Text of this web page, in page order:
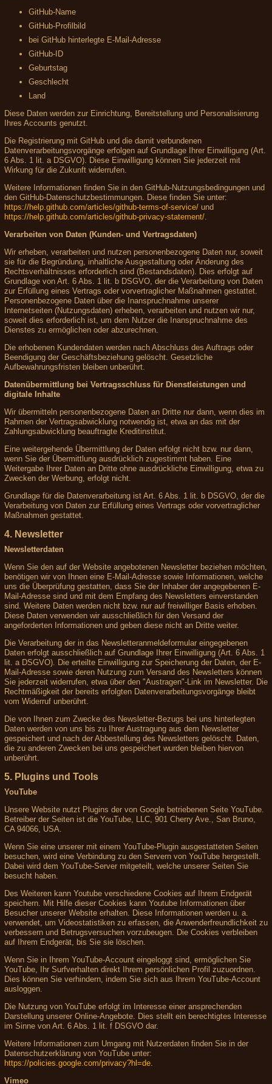
GitHub-Name
GitHub-Profilbild
bei GitHub hinterlegte E-Mail-Adresse
GitHub-ID
Geburtstag
Geschlecht
Land
Diese Daten werden zur Einrichtung, Bereitstellung und Personalisierung
Ihres Accounts genutzt.
Die Registrierung mit GitHub und die damit verbundenen
Datenverarbeitungsvorgänge erfolgen auf Grundlage Ihrer Einwilligung (Art.
6 Abs. 1 lit. a DSGVO). Diese Einwilligung können Sie jederzeit mit
Wirkung für die Zukunft widerrufen.
Weitere Informationen finden Sie in den GitHub-Nutzungsbedingungen und
den GitHub-Datenschutzbestimmungen. Diese finden Sie unter:
https://help.github.com/articles/github-terms-of-service/ und
https://help.github.com/articles/github-privacy-statement/.
Verarbeiten von Daten (Kunden- und Vertragsdaten)
Wir erheben, verarbeiten und nutzen personenbezogene Daten nur, soweit
sie für die Begründung, inhaltliche Ausgestaltung oder Änderung des
Rechtsverhältnisses erforderlich sind (Bestandsdaten). Dies erfolgt auf
Grundlage von Art. 6 Abs. 1 lit. b DSGVO, der die Verarbeitung von Daten
zur Erfüllung eines Vertrags oder vorvertraglicher Maßnahmen gestattet.
Personenbezogene Daten über die Inanspruchnahme unserer
Internetseiten (Nutzungsdaten) erheben, verarbeiten und nutzen wir nur,
soweit dies erforderlich ist, um dem Nutzer die Inanspruchnahme des
Dienstes zu ermöglichen oder abzurechnen.
Die erhobenen Kundendaten werden nach Abschluss des Auftrags oder
Beendigung der Geschäftsbeziehung gelöscht. Gesetzliche
Aufbewahrungsfristen bleiben unberührt.
Datenübermittlung bei Vertragsschluss für Dienstleistungen und
digitale Inhalte
Wir übermitteln personenbezogene Daten an Dritte nur dann, wenn dies im
Rahmen der Vertragsabwicklung notwendig ist, etwa an das mit der
Zahlungsabwicklung beauftragte Kreditinstitut.
Eine weitergehende Übermittlung der Daten erfolgt nicht bzw. nur dann,
wenn Sie der Übermittlung ausdrücklich zugestimmt haben. Eine
Weitergabe Ihrer Daten an Dritte ohne ausdrückliche Einwilligung, etwa zu
Zwecken der Werbung, erfolgt nicht.
Grundlage für die Datenverarbeitung ist Art. 6 Abs. 1 lit. b DSGVO, der die
Verarbeitung von Daten zur Erfüllung eines Vertrags oder vorvertraglicher
Maßnahmen gestattet.
4. Newsletter
Newsletterdaten
Wenn Sie den auf der Website angebotenen Newsletter beziehen möchten,
benötigen wir von Ihnen eine E-Mail-Adresse sowie Informationen, welche
uns die Überprüfung gestatten, dass Sie der Inhaber der angegebenen E-
Mail-Adresse sind und mit dem Empfang des Newsletters einverstanden
sind. Weitere Daten werden nicht bzw. nur auf freiwilliger Basis erhoben.
Diese Daten verwenden wir ausschließlich für den Versand der
angeforderten Informationen und geben diese nicht an Dritte weiter.
Die Verarbeitung der in das Newsletteranmeldeformular eingegebenen
Daten erfolgt ausschließlich auf Grundlage Ihrer Einwilligung (Art. 6 Abs. 1
lit. a DSGVO). Die erteilte Einwilligung zur Speicherung der Daten, der E-
Mail-Adresse sowie deren Nutzung zum Versand des Newsletters können
Sie jederzeit widerrufen, etwa über den "Austragen"-Link im Newsletter. Die
Rechtmäßigkeit der bereits erfolgten Datenverarbeitungsvorgänge bleibt
vom Widerruf unberührt.
Die von Ihnen zum Zwecke des Newsletter-Bezugs bei uns hinterlegten
Daten werden von uns bis zu Ihrer Austragung aus dem Newsletter
gespeichert und nach der Abbestellung des Newsletters gelöscht. Daten,
die zu anderen Zwecken bei uns gespeichert wurden bleiben hiervon
unberührt.
5. Plugins und Tools
YouTube
Unsere Website nutzt Plugins der von Google betriebenen Seite YouTube.
Betreiber der Seiten ist die YouTube, LLC, 901 Cherry Ave., San Bruno,
CA 94066, USA.
Wenn Sie eine unserer mit einem YouTube-Plugin ausgestatteten Seiten
besuchen, wird eine Verbindung zu den Servern von YouTube hergestellt.
Dabei wird dem YouTube-Server mitgeteilt, welche unserer Seiten Sie
besucht haben.
Des Weiteren kann Youtube verschiedene Cookies auf Ihrem Endgerät
speichern. Mit Hilfe dieser Cookies kann Youtube Informationen über
Besucher unserer Website erhalten. Diese Informationen werden u. a.
verwendet, um Videostatistiken zu erfassen, die Anwenderfreundlichkeit zu
verbessern und Betrugsversuchen vorzubeugen. Die Cookies verbleiben
auf Ihrem Endgerät, bis Sie sie löschen.
Wenn Sie in Ihrem YouTube-Account eingeloggt sind, ermöglichen Sie
YouTube, Ihr Surfverhalten direkt Ihrem persönlichen Profil zuzuordnen.
Dies können Sie verhindern, indem Sie sich aus Ihrem YouTube-Account
ausloggen.
Die Nutzung von YouTube erfolgt im Interesse einer ansprechenden
Darstellung unserer Online-Angebote. Dies stellt ein berechtigtes Interesse
im Sinne von Art. 6 Abs. 1 lit. f DSGVO dar.
Weitere Informationen zum Umgang mit Nutzerdaten finden Sie in der
Datenschutzerklärung von YouTube unter:
https://policies.google.com/privacy?hl=de
Vimeo